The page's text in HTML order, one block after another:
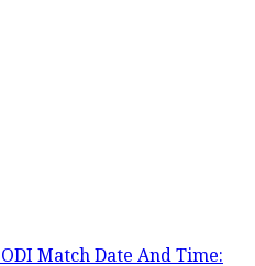
Match Date And Time: